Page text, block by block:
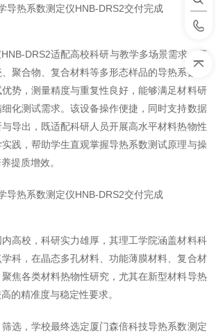
DRS2适配高校科研与教学多场景需求，可
聚合物、复合材料等多形态样品的导热系数，
势，测量精度与重复性良好，能够满足材料研
化测试需求。该设备操作便捷，同时支持数据
导出，既适配科研人员开展高水平材料热物性
践，帮助学生直观掌握导热系数测试原理与操
提质增效。
高校，科研实力雄厚，其理工学院涵盖材料科
科，在晶态多孔材料、功能薄膜材料、复合材
焦各类材料热物性研究，尤其在新型材料导热
的精准度与稳定性要求。
选，学校最终选定厦门森倍科技导热系数测定